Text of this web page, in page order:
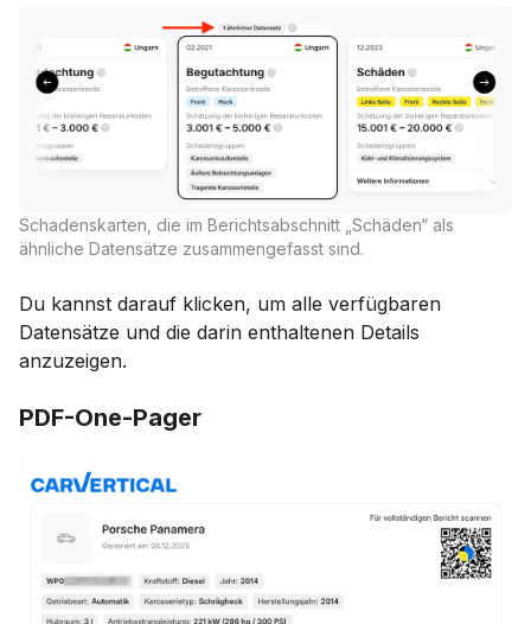
Schadenskarten, die im Berichtsabschnitt „Schäden“ als
ähnliche Datensätze zusammengefasst sind.
Du kannst darauf klicken, um alle verfügbaren
Datensätze und die darin enthaltenen Details
anzuzeigen.
PDF-One-Pager